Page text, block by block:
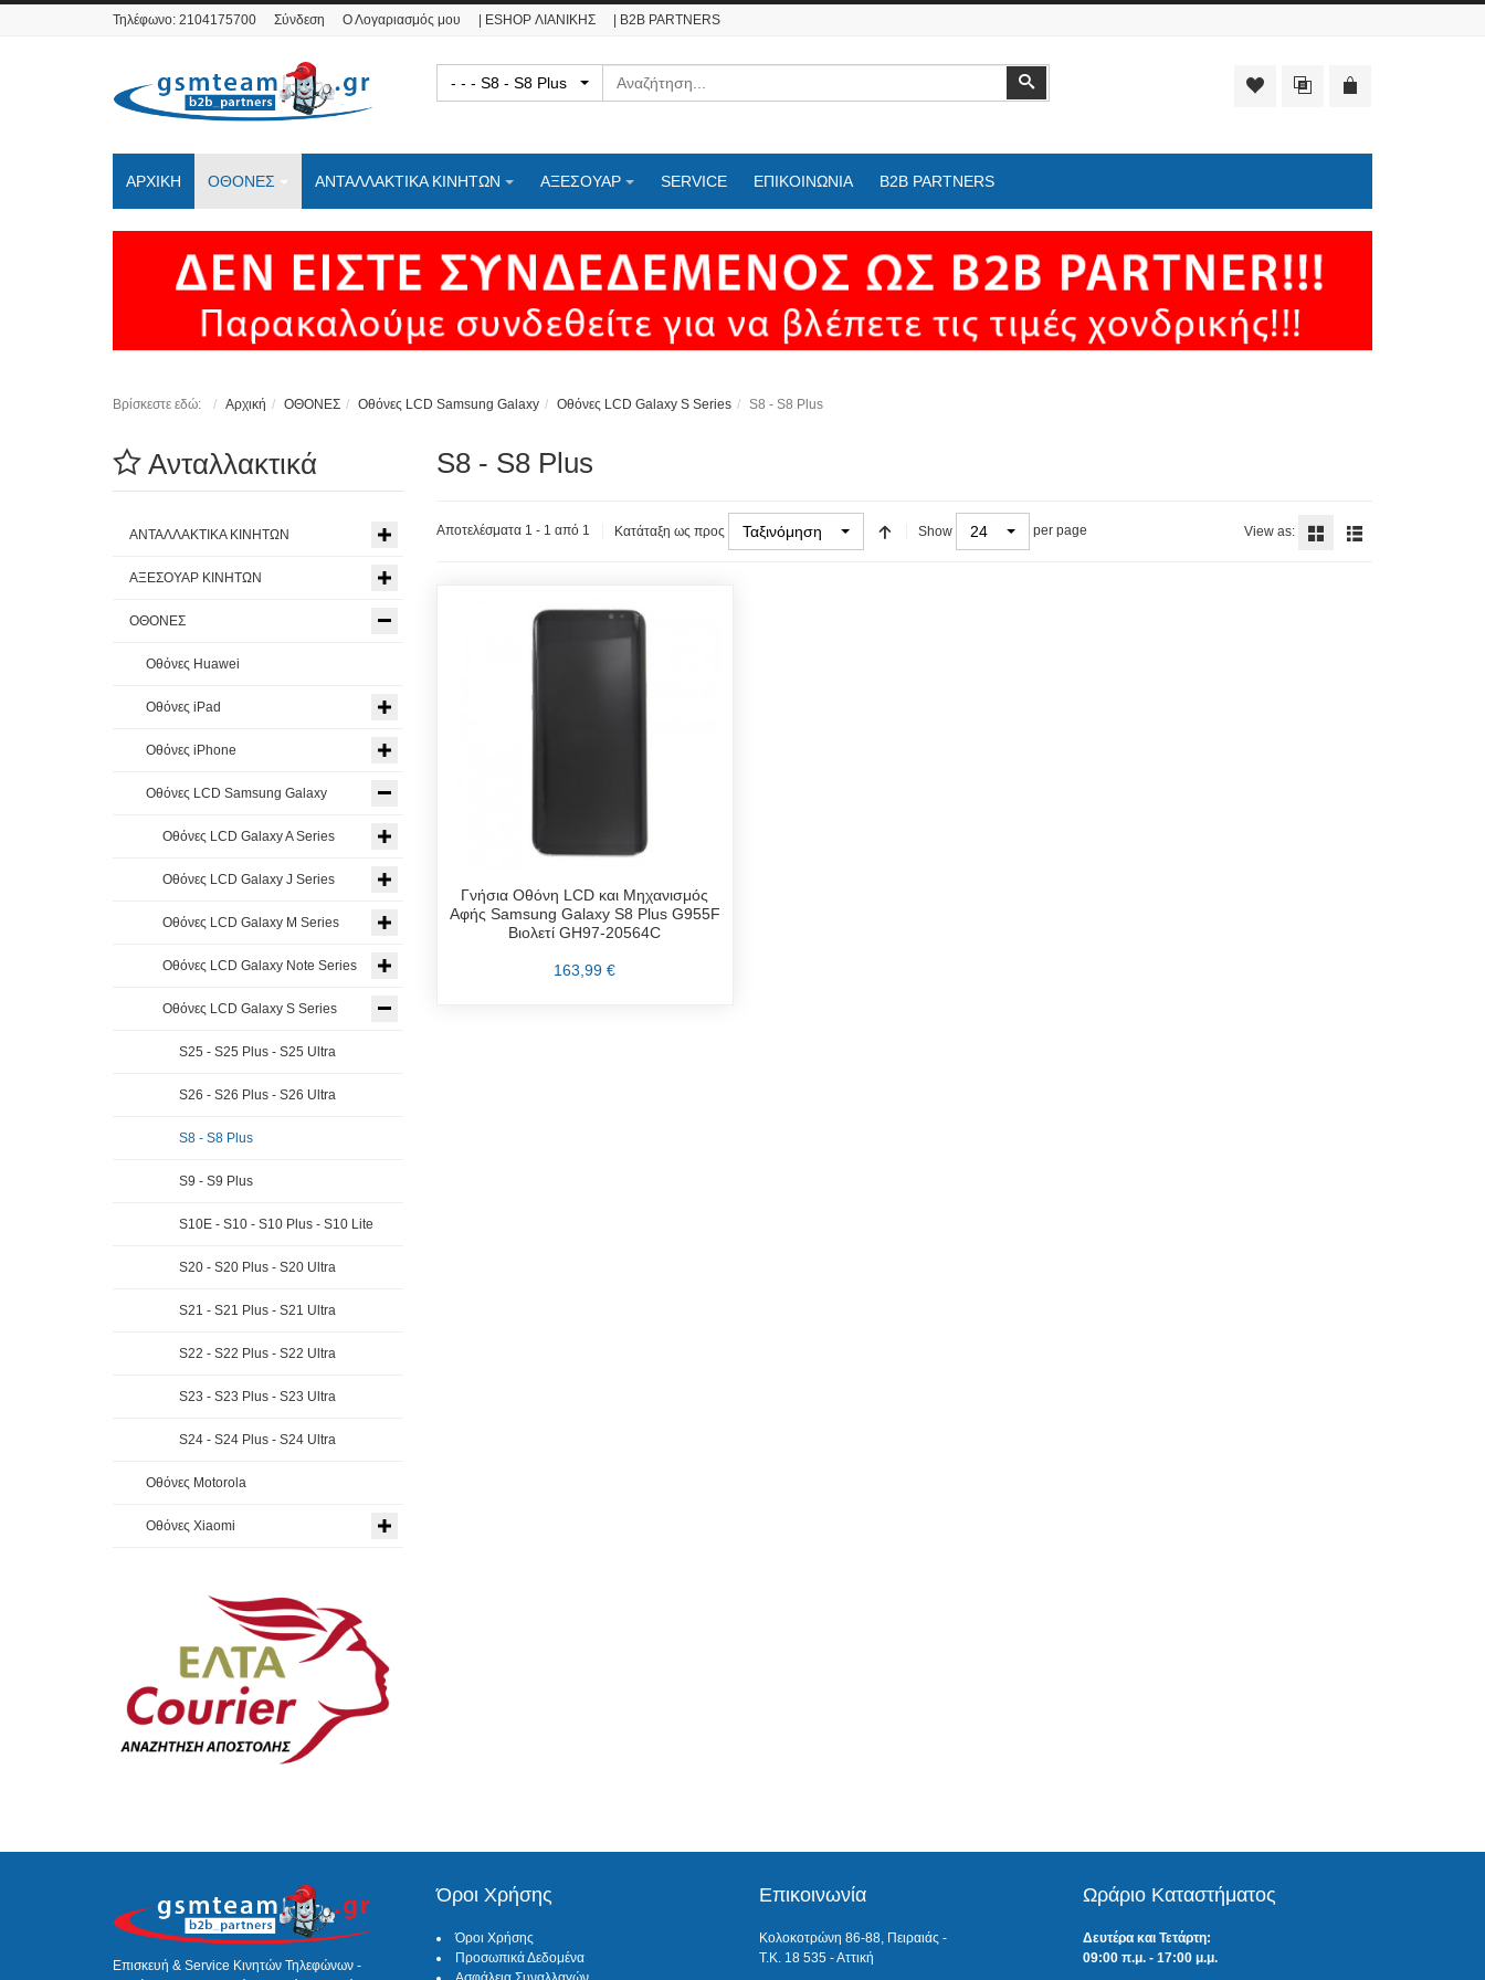
Τηλέφωνο: 2104175700 Σύνδεση Ο Λογαριασμός μου | ESHOP ΛΙΑΝΙΚΗΣ | B2B PARTNERS
- - - S8 - S8 Plus Αναζήτηση
ΑΡΧΙΚΗ ΟΘΟΝΕΣ ΑΝΤΑΛΛΑΚΤΙΚΑ ΚΙΝΗΤΩΝ ΑΞΕΣΟΥΑΡ SERVICE ΕΠΙΚΟΙΝΩΝΊΑ B2B PARTNERS
Βρίσκεστε εδώ: Αρχική ΟΘΟΝΕΣ Οθόνες LCD Samsung Galaxy Οθόνες LCD Galaxy S Series S8 - S8 Plus
S8 - S8 Plus
Αποτελέσματα 1 - 1 από 1 Κατάταξη ως προς Ταξινόμηση Show 24 per page View as:
Γνήσια Οθόνη LCD και Μηχανισμός
Αφής Samsung Galaxy S8 Plus G955F
Βιολετί GH97-20564C
163,99 €
Ανταλλακτικά
ΑΝΤΑΛΛΑΚΤΙΚΑ ΚΙΝΗΤΩΝ
ΑΞΕΣΟΥΑΡ ΚΙΝΗΤΩΝ
ΟΘΟΝΕΣ
Οθόνες Huawei
Οθόνες iPad
Οθόνες iPhone
Οθόνες LCD Samsung Galaxy
Οθόνες LCD Galaxy A Series
Οθόνες LCD Galaxy J Series
Οθόνες LCD Galaxy M Series
Οθόνες LCD Galaxy Note Series
Οθόνες LCD Galaxy S Series
S25 - S25 Plus - S25 Ultra
S26 - S26 Plus - S26 Ultra
S8 - S8 Plus
S9 - S9 Plus
S10E - S10 - S10 Plus - S10 Lite
S20 - S20 Plus - S20 Ultra
S21 - S21 Plus - S21 Ultra
S22 - S22 Plus - S22 Ultra
S23 - S23 Plus - S23 Ultra
S24 - S24 Plus - S24 Ultra
Οθόνες Motorola
Οθόνες Xiaomi
Επισκευή & Service Κινητών Τηλεφώνων -
Όροι Χρήσης
Όροι Χρήσης
Προσωπικά Δεδομένα
Επικοινωνία
Κολοκοτρώνη 86-88, Πειραιάς -
Τ.Κ. 18 535 - Αττική
Ωράριο Καταστήματος
Δευτέρα και Τετάρτη:
09:00 π.μ. - 17:00 μ.μ.